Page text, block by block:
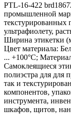
PTL-16-422
промышленной
текстурированных
ультрафиолету,
Ширина этикетки
Цвет материала:
... +100°С;
Самоклеящиеся
полиэстра для для
так и
компонентов,
инструмента,
шкафов, щитов,